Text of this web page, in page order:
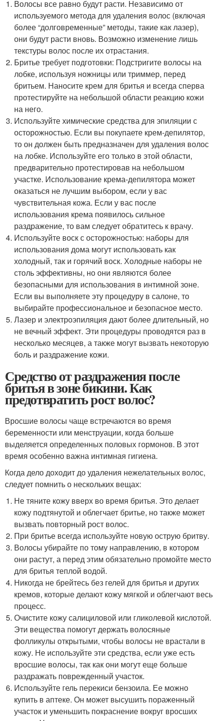
Волосы все равно будут расти. Независимо от
используемого метода для удаления волос (включая
более “долговременные” методы, такие как лазер),
они будут расти вновь. Возможно изменение лишь
текстуры волос после их отрастания.
Бритье требует подготовки: Подстригите волосы на
лобке, используя ножницы или триммер, перед
бритьем. Наносите крем для бритья и всегда сперва
протестируйте на небольшой области реакцию кожи
на него.
Используйте химические средства для эпиляции с
осторожностью. Если вы покупаете крем-депилятор,
то он должен быть предназначен для удаления волос
на лобке. Используйте его только в этой области,
предварительно протестировав на небольшом
участке. Использование крема-депилятора может
оказаться не лучшим выбором, если у вас
чувствительная кожа. Если у вас после
использования крема появилось сильное
раздражение, то вам следует обратитесь к врачу.
Используйте воск с осторожностью: наборы для
использования дома могут использовать как
холодный, так и горячий воск. Холодные наборы не
столь эффективны, но они являются более
безопасными для использования в интимной зоне.
Если вы выполняете эту процедуру в салоне, то
выбирайте профессиональное и безопасное место.
Лазер и электроэпиляция дают более длительный, но
не вечный эффект. Эти процедуры проводятся раз в
несколько месяцев, а также могут вызвать некоторую
боль и раздражение кожи.
Средство от раздражения после
бритья в зоне бикини. Как
предотвратить рост волос?
Вросшие волосы чаще встречаются во время
беременности или менструации, когда больше
выделяется определенных половых гормонов. В этот
время особенно важна интимная гигиена.
Когда дело доходит до удаления нежелательных волос,
следует помнить о нескольких вещах:
Не тяните кожу вверх во время бритья. Это делает
кожу подтянутой и облегчает бритье, но также может
вызвать повторный рост волос.
При бритье всегда используйте новую острую бритву.
Волосы убирайте по тому направлению, в котором
они растут, а перед этим обязательно промойте место
для бритья теплой водой.
Никогда не брейтесь без гелей для бритья и других
кремов, которые делают кожу мягкой и облегчают весь
процесс.
Очистите кожу салициловой или гликолевой кислотой.
Эти вещества помогут держать волосяные
фолликулы открытыми, чтобы волосы не врастали в
кожу. Не используйте эти средства, если уже есть
вросшие волосы, так как они могут еще больше
раздражать поврежденный участок.
Используйте гель перекиси бензоила. Ее можно
купить в аптеке. Он может высушить пораженный
участок и уменьшить покраснение вокруг вросших